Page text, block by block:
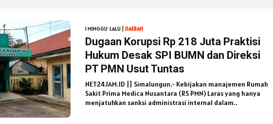
1 MINGGU LALU | DAERAH
Dugaan Korupsi Rp 218 Juta Praktisi
Hukum Desak SPI BUMN dan Direksi
PT PMN Usut Tuntas
NET24JAM.ID || Simalungun.- Kebijakan manajemen Rumah
Sakit Prima Medica Nusantara (RS PMN) Laras yang hanya
menjatuhkan sanksi administrasi internal dalam..